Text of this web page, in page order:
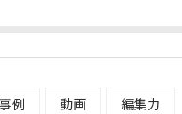
例 動画 編集力